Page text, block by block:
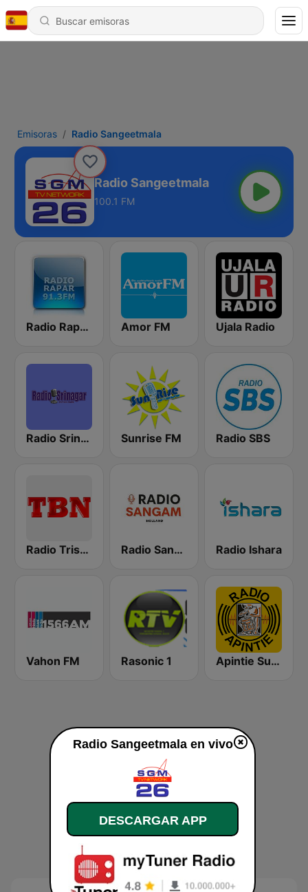
Emisoras Radio Sangeetmala
Radio Sangeetmala
100.1 FM
Radio Rapar Suriname Amor FM Ujala Radio
Radio Srinagar Sunrise FM Radio SBS
Radio Trishul Radio Sangam Radio Ishara
Vahon FM Rasonic 1 Apintie Suriname 97.1 FM - Powered by Bombelman.com
Radio Sangeetmala en vivo
DESCARGAR APP